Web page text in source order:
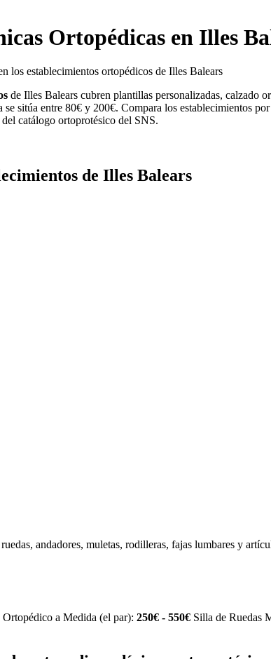
Ortopédicas en Illes
los establecimientos ortopédicos de Illes Balears
de Illes Balears cubren plantillas personalizadas, calzado
sitúa entre 80€ y 200€. Compara los establecimientos
catálogo ortoprotésico del SNS.
de Illes Balears
andadores, muletas, rodilleras, fajas lumbares y
Ortopédico a Medida (el par): 250€ - 550€ Silla de Ruedas